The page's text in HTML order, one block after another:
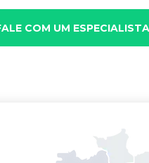
COM UM ESPECIALISTA